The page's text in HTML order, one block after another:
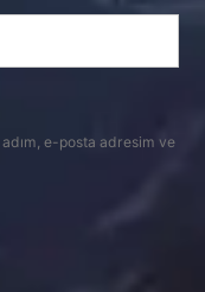
e-posta adresim ve